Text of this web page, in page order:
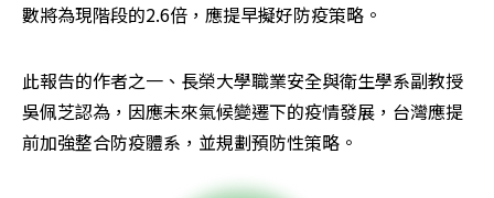
數將為現階段的2.6倍，應提早擬好防疫策略。
此報告的作者之一、長榮大學職業安全與衛生學系副教授
吳佩芝認為，因應未來氣候變遷下的疫情發展，台灣應提
前加強整合防疫體系，並規劃預防性策略。